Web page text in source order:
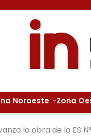
Noroeste Zona
la obra de la ES